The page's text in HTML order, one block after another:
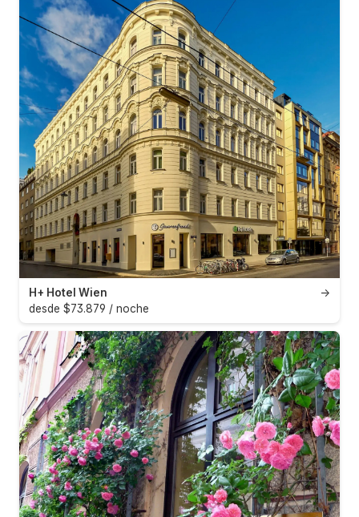
→
H+ Hotel Wien
desde $73.879 / noche